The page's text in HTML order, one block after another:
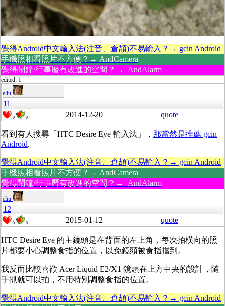
覺得Android中文輸入法(注音、倉頡)不易輸入？→ gcin Android
手機照相看照片不方便？→ AndCamera
覺得鬧鐘/行事曆有改進的空間？→ AndAlarm
edited: 1
eliu
11
0 0 2014-12-20 quote
看到有人搜尋「HTC Desire Eye 輸入法」， 那當然是推薦 gcin
Android.
覺得Android中文輸入法(注音、倉頡)不易輸入？→ gcin Android
手機照相看照片不方便？→ AndCamera
覺得鬧鐘/行事曆有改進的空間？→ AndAlarm
eliu
12
0 0 2015-01-12 quote
HTC Desire Eye 的主鏡頭是在背面的左上角，每次拍橫向的照
片都要小心調整食指的位置，以免鏡頭被食指擋到。
我反而比較喜歡 Acer Liquid E2/X1 鏡頭在上方中央的設計，隨
手抓就可以拍，不用特別調整食指的位置。
覺得Android中文輸入法(注音、倉頡)不易輸入？→ gcin Android